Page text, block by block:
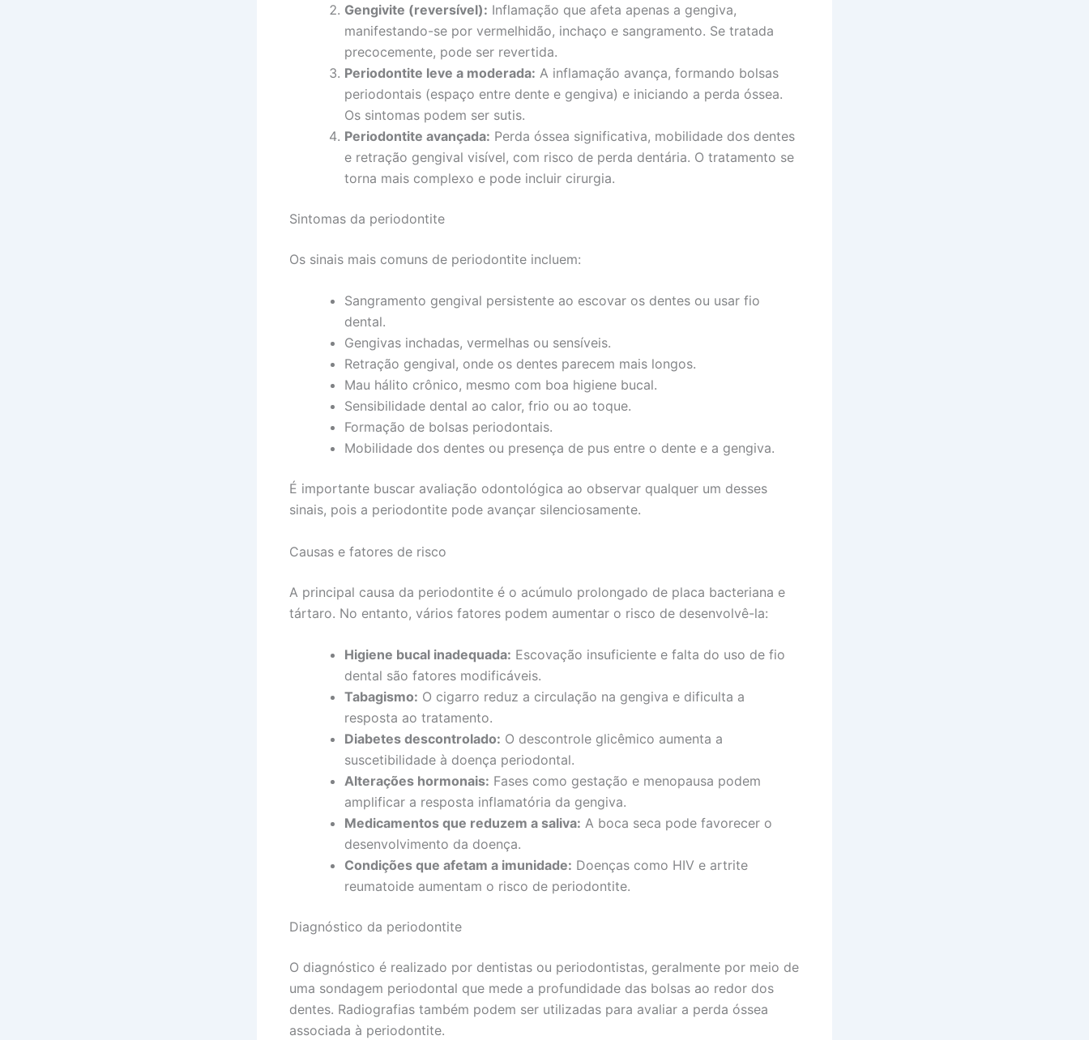
Gengivite (reversível): Inflamação que afeta apenas a gengiva,
manifestando-se por vermelhidão, inchaço e sangramento. Se tratada
precocemente, pode ser revertida.
Periodontite leve a moderada: A inflamação avança, formando bolsas
periodontais (espaço entre dente e gengiva) e iniciando a perda óssea.
Os sintomas podem ser sutis.
Periodontite avançada: Perda óssea significativa, mobilidade dos dentes
e retração gengival visível, com risco de perda dentária. O tratamento se
torna mais complexo e pode incluir cirurgia.
Sintomas da periodontite
Os sinais mais comuns de periodontite incluem:
Sangramento gengival persistente ao escovar os dentes ou usar fio
dental.
Gengivas inchadas, vermelhas ou sensíveis.
Retração gengival, onde os dentes parecem mais longos.
Mau hálito crônico, mesmo com boa higiene bucal.
Sensibilidade dental ao calor, frio ou ao toque.
Formação de bolsas periodontais.
Mobilidade dos dentes ou presença de pus entre o dente e a gengiva.
É importante buscar avaliação odontológica ao observar qualquer um desses
sinais, pois a periodontite pode avançar silenciosamente.
Causas e fatores de risco
A principal causa da periodontite é o acúmulo prolongado de placa bacteriana e
tártaro. No entanto, vários fatores podem aumentar o risco de desenvolvê-la:
Higiene bucal inadequada: Escovação insuficiente e falta do uso de fio
dental são fatores modificáveis.
Tabagismo: O cigarro reduz a circulação na gengiva e dificulta a
resposta ao tratamento.
Diabetes descontrolado: O descontrole glicêmico aumenta a
suscetibilidade à doença periodontal.
Alterações hormonais: Fases como gestação e menopausa podem
amplificar a resposta inflamatória da gengiva.
Medicamentos que reduzem a saliva: A boca seca pode favorecer o
desenvolvimento da doença.
Condições que afetam a imunidade: Doenças como HIV e artrite
reumatoide aumentam o risco de periodontite.
Diagnóstico da periodontite
O diagnóstico é realizado por dentistas ou periodontistas, geralmente por meio de
uma sondagem periodontal que mede a profundidade das bolsas ao redor dos
dentes. Radiografias também podem ser utilizadas para avaliar a perda óssea
associada à periodontite.